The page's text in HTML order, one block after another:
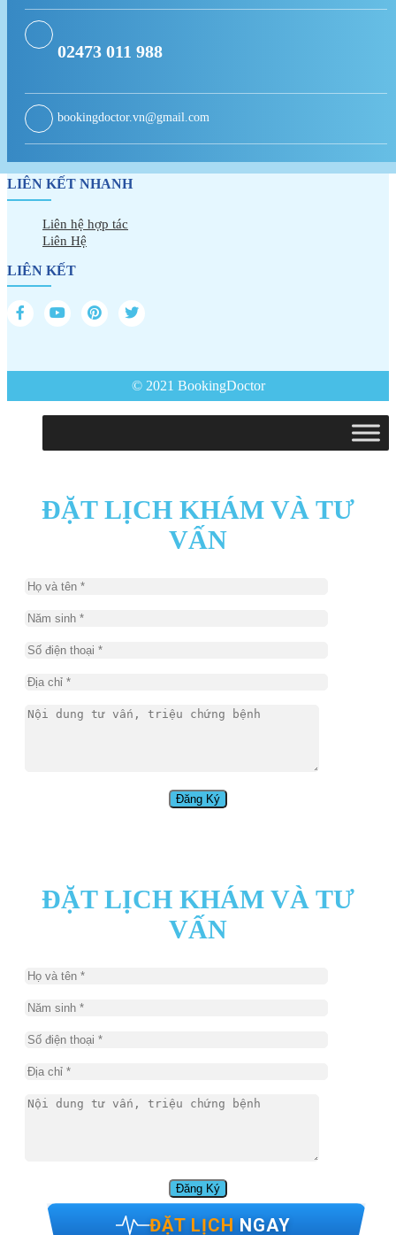
02473 011 988
bookingdoctor.vn@gmail.com
LIÊN KẾT NHANH
Liên hệ hợp tác
Liên Hệ
LIÊN KẾT
© 2021 BookingDoctor
ĐẶT LỊCH KHÁM VÀ TƯ
VẤN
ĐẶT LỊCH KHÁM VÀ TƯ
VẤN
ĐẶT LỊCH NGAY